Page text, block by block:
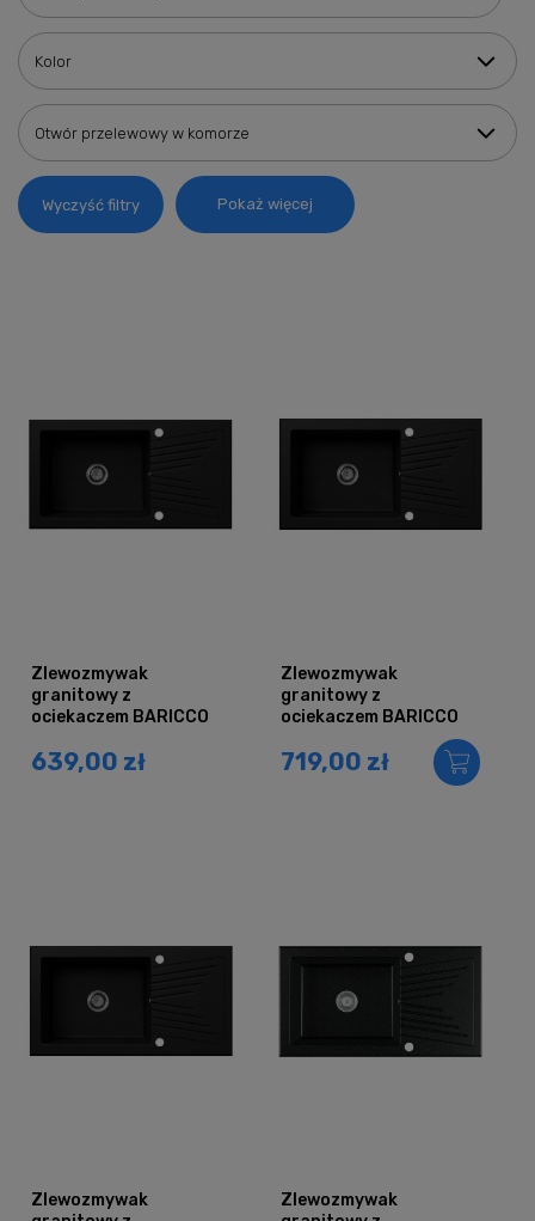
Kolor
Otwór przelewowy w komorze
Wyczyść filtry Pokaż więcej
Zlewozmywak
granitowy z
ociekaczem BARICCO
639,00 zł
Zlewozmywak
granitowy z
ociekaczem BARICCO
czarny brokat złoty
719,00 zł
Zlewozmywak
Zlewozmywak